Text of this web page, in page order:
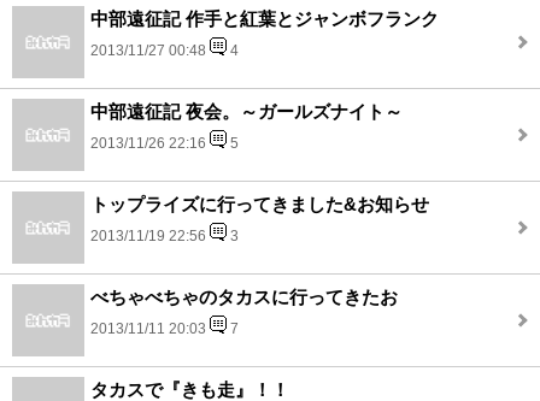
中部遠征記 作手と紅葉とジャンボフランク
2013/11/27 00:48 4
中部遠征記 夜会。～ガールズナイト～
2013/11/26 22:16 5
トップライズに行ってきました&お知らせ
2013/11/19 22:56 3
べちゃべちゃのタカスに行ってきたお
2013/11/11 20:03 7
タカスで『きも走』！！